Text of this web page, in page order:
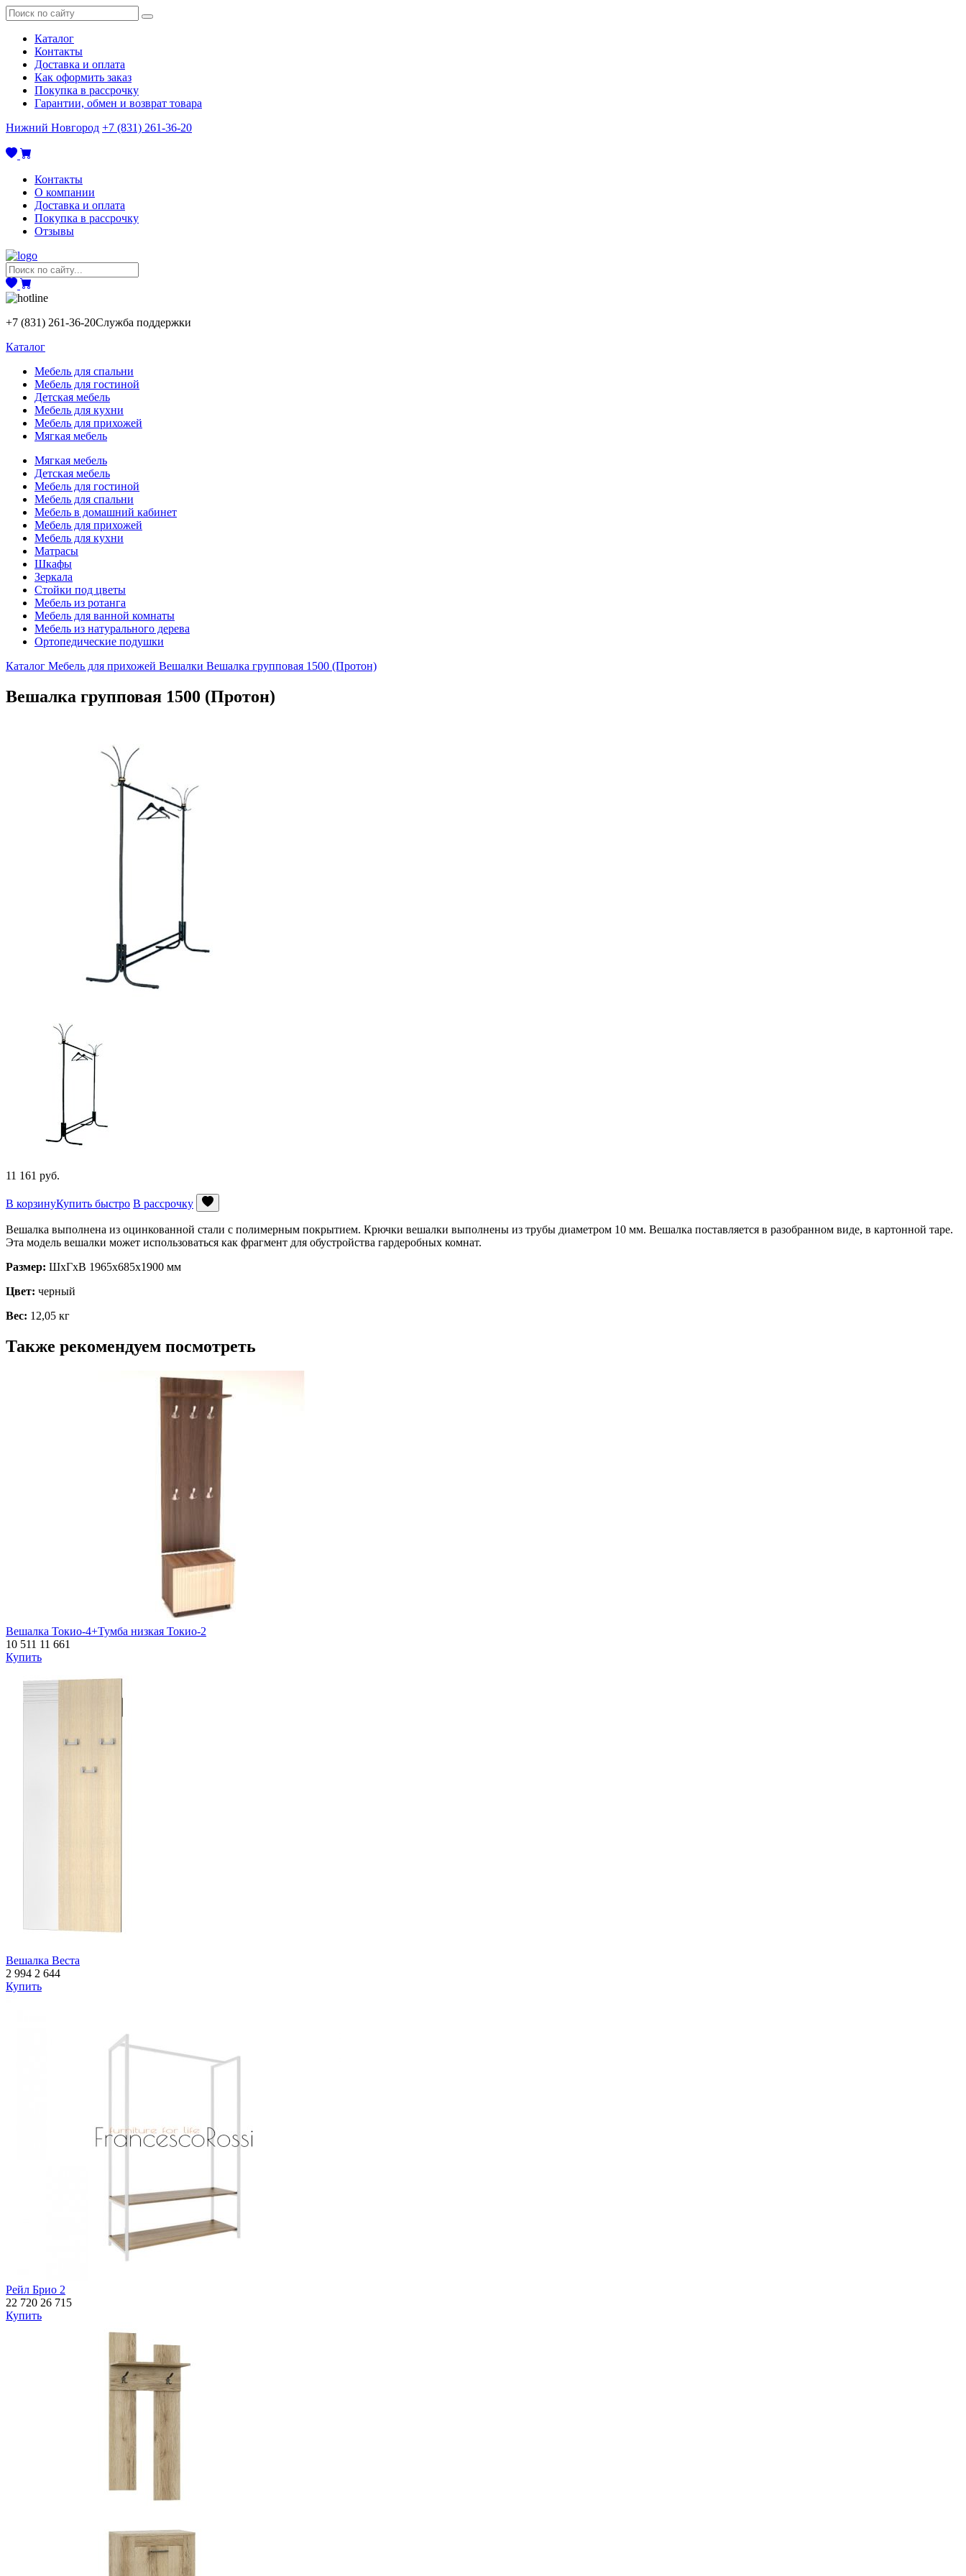
Каталог
Контакты
Доставка и оплата
Как оформить заказ
Покупка в рассрочку
Гарантии, обмен и возврат товара
Нижний Новгород +7 (831) 261-36-20
Контакты
О компании
Доставка и оплата
Покупка в рассрочку
Отзывы
+7 (831) 261-36-20Служба поддержки
Каталог
Мебель для спальни
Мебель для гостиной
Детская мебель
Мебель для кухни
Мебель для прихожей
Мягкая мебель
Мягкая мебель
Детская мебель
Мебель для гостиной
Мебель для спальни
Мебель в домашний кабинет
Мебель для прихожей
Мебель для кухни
Матрасы
Шкафы
Зеркала
Стойки под цветы
Мебель из ротанга
Мебель для ванной комнаты
Мебель из натурального дерева
Ортопедические подушки
Каталог Мебель для прихожей Вешалки Вешалка групповая 1500 (Протон)
Вешалка групповая 1500 (Протон)
11 161 руб.
В корзинуКупить быстро В рассрочку
Вешалка выполнена из оцинкованной стали с полимерным покрытием. Крючки вешалки выполнены из трубы диаметром 10 мм. Вешалка поставляется в разобранном виде, в картонной таре.
Эта модель вешалки может использоваться как фрагмент для обустройства гардеробных комнат.
Размер: ШхГхВ 1965х685х1900 мм
Цвет: черный
Вес: 12,05 кг
Также рекомендуем посмотреть
Вешалка Токио-4+Тумба низкая Токио-2
10 511 11 661
Купить
Вешалка Веста
2 994 2 644
Купить
Рейл Брио 2
22 720 26 715
Купить